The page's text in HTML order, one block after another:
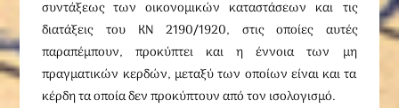
συντάξεως των οικονομικών καταστάσεων και τις
διατάξεις του ΚΝ 2190/1920, στις οποίες αυτές
παραπέμπουν, προκύπτει και η έννοια των μη
πραγματικών κερδών, μεταξύ των οποίων είναι και τα
κέρδη τα οποία δεν προκύπτουν από τον ισολογισμό.